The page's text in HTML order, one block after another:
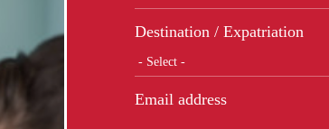
Destination / Expatriation
Email address